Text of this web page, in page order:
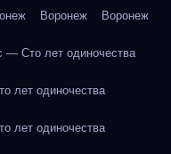
Воронеж Воронеж
— Сто лет одиночества
лет одиночества
лет одиночества